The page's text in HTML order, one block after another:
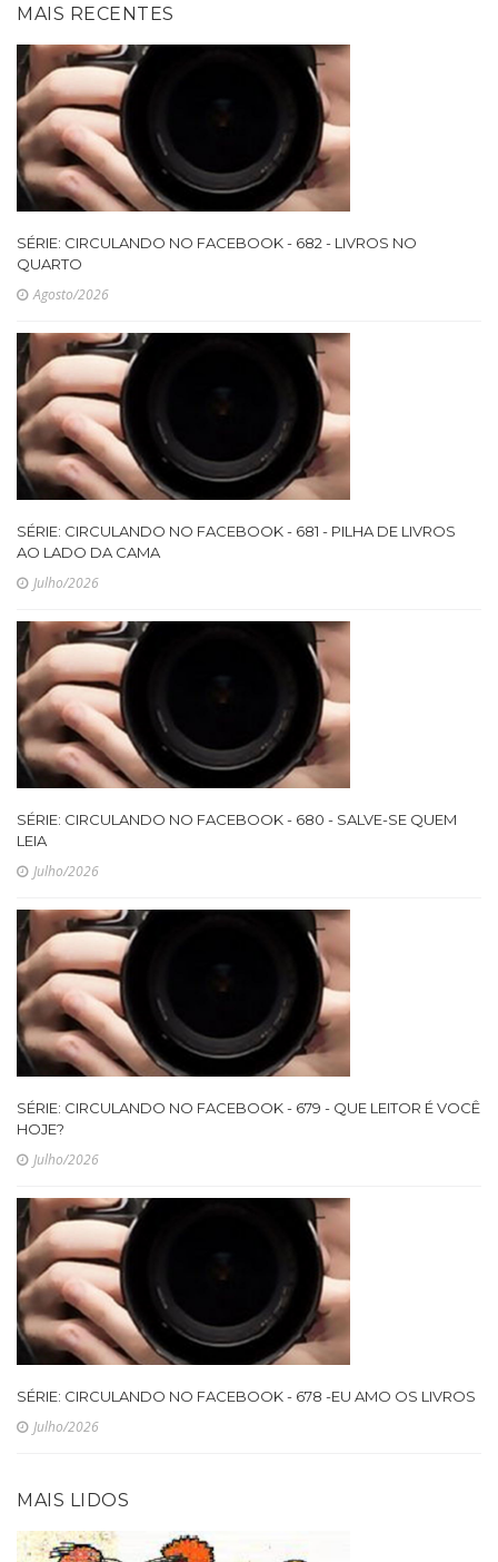
MAIS RECENTES
SÉRIE: CIRCULANDO NO FACEBOOK - 682 - LIVROS NO
QUARTO
Agosto/2026
SÉRIE: CIRCULANDO NO FACEBOOK - 681 - PILHA DE LIVROS
AO LADO DA CAMA
Julho/2026
SÉRIE: CIRCULANDO NO FACEBOOK - 680 - SALVE-SE QUEM
LEIA
Julho/2026
SÉRIE: CIRCULANDO NO FACEBOOK - 679 - QUE LEITOR É VOCÊ
HOJE?
Julho/2026
SÉRIE: CIRCULANDO NO FACEBOOK - 678 -EU AMO OS LIVROS
Julho/2026
MAIS LIDOS